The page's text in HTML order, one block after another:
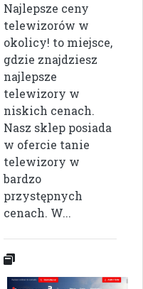
Najlepsze ceny
telewizorów w
okolicy! to miejsce,
gdzie znajdziesz
najlepsze
telewizory w
niskich cenach.
Nasz sklep posiada
w ofercie tanie
telewizory w
bardzo
przystępnych
cenach. W...